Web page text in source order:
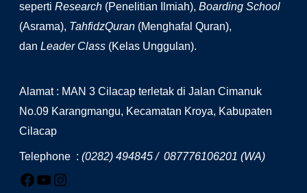
seperti Research (Penelitian Ilmiah), Boarding School
(Asrama), TahfidzQuran (Menghafal Quran),
dan Leader Class (Kelas Unggulan).
Alamat : MAN 3 Cilacap terletak di Jalan Cimanuk
No.09 Karangmangu, Kecamatan Kroya, Kabupaten
Cilacap
Telephone : (0282) 494845 / 087776106201 (WA)